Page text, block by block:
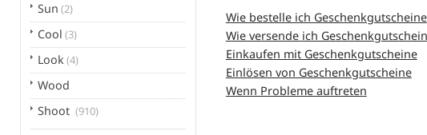
Sun (2)
Cool (3)
Look(4)
Wood
Shoot (910)
Wie bestelle ich Geschenkgutscheine
Wie versende ich
Einkaufen mit Geschenkgutscheine
Einlösen von Geschenkgutscheine
Wenn Probleme auftreten